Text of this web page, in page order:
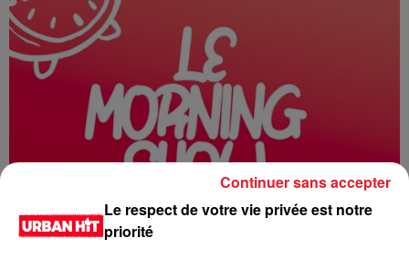
Le respect de votre vie privée est notre
priorité
Continuer sans accepter